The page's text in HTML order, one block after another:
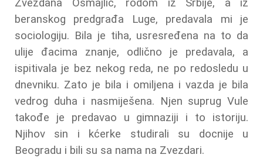
Zvezdana Osmajlić, rodom iz Srbije, a iz
beranskog predgrađa Luge, predavala mi je
sociologiju. Bila je tiha, usresređena na to da
ulije đacima znanje, odlično je predavala, a
ispitivala je bez nekog reda, ne po redosledu u
dnevniku. Zato je bila i omiljena i vazda je bila
vedrog duha i nasmiješena. Njen suprug Vule
takođe je predavao u gimnaziji i to istoriju.
Njihov sin i kćerke studirali su docnije u
Beogradu i bili su sa nama na Zvezdari.